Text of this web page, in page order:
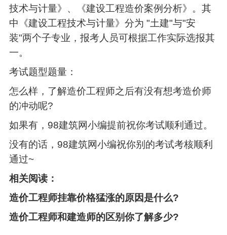
技术与计量》、《建设工程造价案例分析》。其
中《建设工程技术与计量》分为 "土建"与"安
装"两个子专业，报考人员可根据工作实际选报其
一。
考试题型题量：
怎么样，了解造价工程师之后有没有想考造价师
的冲动呢?
如果有，98建筑网小编提前祝你考试顺利通过。
没有的话，98建筑网小编祝你别的考试考核顺利
通过~
相关阅读：
造价工程师挂靠价格猛涨的原因是什么?
造价工程师和建造师的区别你了解多少?